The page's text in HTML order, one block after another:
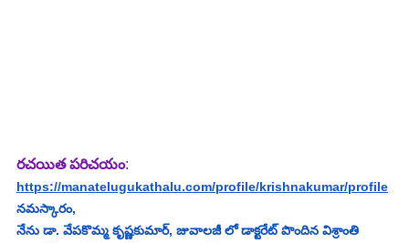
రచయిత పరిచయం:
https://manatelugukathalu.com/profile/krishnakumar/profile
నమస్కారం,
నేను డా. వేపకొమ్మ కృష్ణకుమార్, జువాలజీ లో డాక్టరేట్ పొందిన విశ్రాంతి